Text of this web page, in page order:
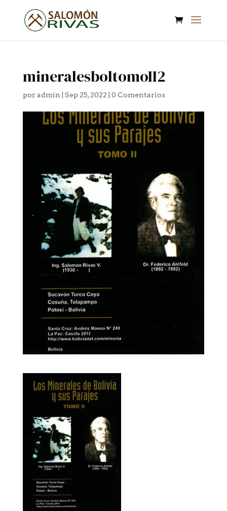
mineralesboltomoII2
por admin Sep 25, 2022 0 Comentarios